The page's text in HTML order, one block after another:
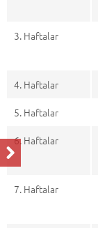
3. Haftalar
4. Haftalar
5. Haftalar
6. Haftalar
7. Haftalar